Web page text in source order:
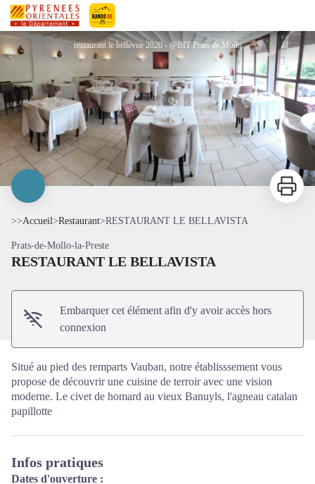
Pyrénées-Orientales Le Département
RESTAURANT LE BELLAVISTA
restaurant le bellevue 2020 - @BIT Prats de Mollo
Voir l'image en plein écran
Imprimer
>>Accueil>Restaurant>RESTAURANT LE BELLAVISTA
Prats-de-Mollo-la-Preste
RESTAURANT LE BELLAVISTA
Embarquer cet élément afin d'y avoir accès hors
connexion
Situé au pied des remparts Vauban, notre établisssement vous
propose de découvrir une cuisine de terroir avec une vision
moderne. Le civet de homard au vieux Banuyls, l'agneau catalan
papillotte
Infos pratiques
Dates d'ouverture :